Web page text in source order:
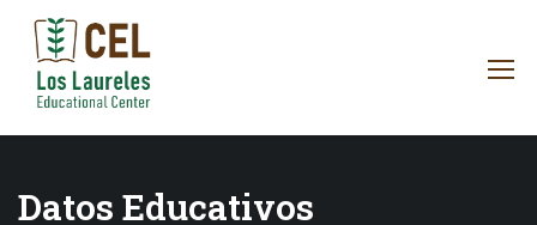
Datos Educativos